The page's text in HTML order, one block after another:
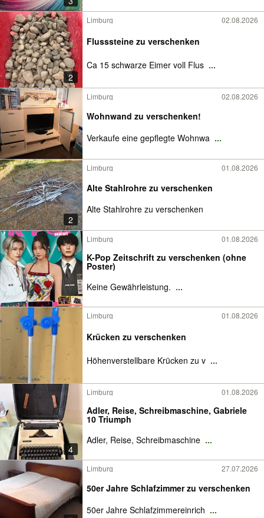
2
Limburg 02.08.2026
Flusssteine zu verschenken
Ca 15 schwarze Eimer voll Flus ...
Limburg 02.08.2026
Wohnwand zu verschenken!
Verkaufe eine gepflegte Wohnwa ...
2
Limburg 01.08.2026
Alte Stahlrohre zu verschenken
Alte Stahlrohre zu verschenken
Limburg 01.08.2026
K-Pop Zeitschrift zu verschenken (ohne
Poster)
Keine Gewährleistung. ...
Limburg 01.08.2026
Krücken zu verschenken
Höhenverstellbare Krücken zu v ...
4
Limburg 01.08.2026
Adler, Reise, Schreibmaschine, Gabriele
10 Triumph
Adler, Reise, Schreibmaschine ...
Limburg 27.07.2026
50er Jahre Schlafzimmer zu verschenken
50er Jahre Schlafzimmereinrich ...